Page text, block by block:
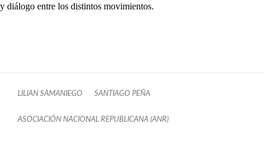
y diálogo entre los distintos movimientos.
LILIAN SAMANIEGO SANTIAGO PEÑA
ASOCIACIÓN NACIONAL REPUBLICANA (ANR)